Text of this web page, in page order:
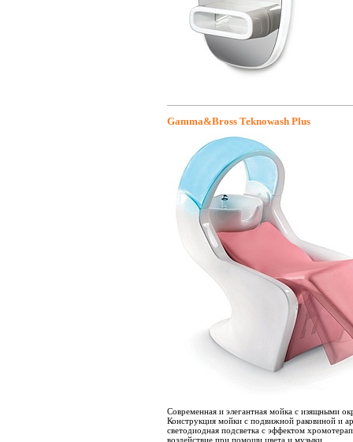
Gamma&Bross Teknowash Plus
Современная и элегантная мойка с изящными
Конструкция мойки с подвижной раковиной и
светодиодная подсветка с эффектом
воздействие при помощи цвета и музыки.